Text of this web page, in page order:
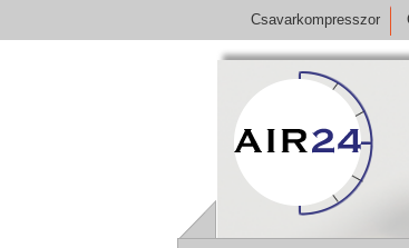
Csavarkompresszor